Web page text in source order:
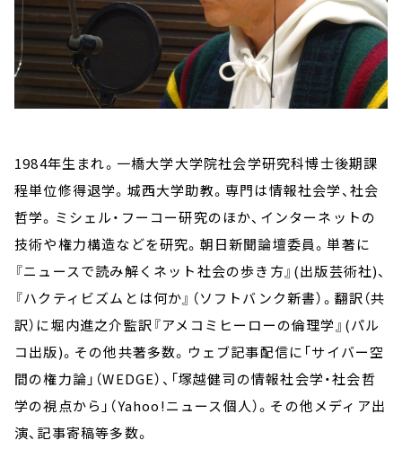
1984年生まれ。一橋大学大学院社会学研究科博士後期課
程単位修得退学。城西大学助教。専門は情報社会学、社会
哲学。ミシェル・フーコー研究のほか、インターネットの
技術や権力構造などを研究。朝日新聞論壇委員。単著に
『ニュースで読み解くネット社会の歩き方』(出版芸術社)、
『ハクティビズムとは何か』（ソフトバンク新書）。翻訳（共
訳）に堀内進之介監訳『アメコミヒーローの倫理学』(パル
コ出版)。その他共著多数。ウェブ記事配信に「サイバー空
間の権力論」（WEDGE）、「塚越健司の情報社会学・社会哲
学の視点から」（Yahoo!ニュース個人）。その他メディア出
演、記事寄稿等多数。